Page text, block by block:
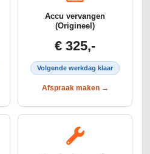
Accu vervangen
(Origineel)
€ 325,-
Volgende werkdag klaar
Afspraak maken →